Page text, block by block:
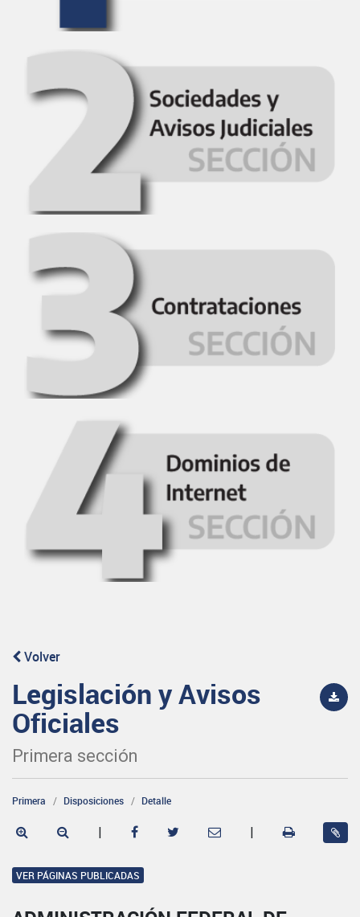
Volver
Legislación y Avisos
Oficiales
Primera sección
Primera Disposiciones Detalle
| |
VER PÁGINAS PUBLICADAS